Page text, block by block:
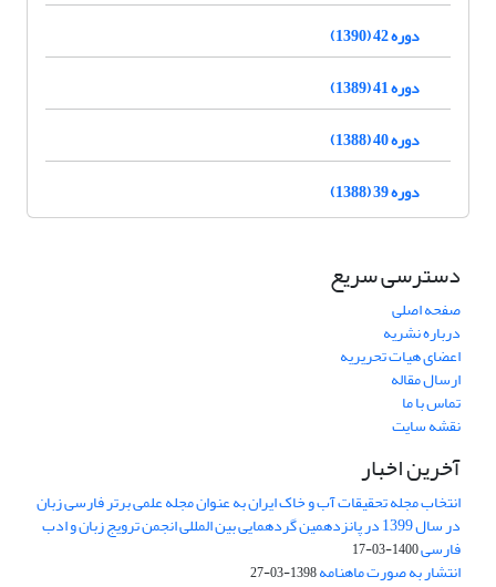
دوره 42 (1390)
دوره 41 (1389)
دوره 40 (1388)
دوره 39 (1388)
دسترسی سریع
صفحه اصلی
درباره نشریه
اعضای هیات تحریریه
ارسال مقاله
تماس با ما
نقشه سایت
آخرین اخبار
انتخاب مجله تحقیقات آب و خاک ایران به عنوان مجله علمی برتر فارسی زبان
در سال 1399 در پانزدهمین گردهمایی بین المللی انجمن ترویج زبان و ادب
فارسی1400-03-17
انتشار به صورت ماهنامه1398-03-27